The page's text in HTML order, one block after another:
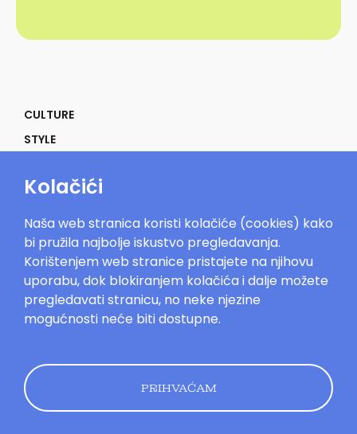
CULTURE
STYLE
POWER
IN THE MOOD
Mood.hr©2023. Sva prava zadržana.
korištenja
Politika kolačića
Pravila
privatnosti
Dizajn by
Kolačići
Naša web stranica koristi kolačiće (cookies) kako
bi pružila najbolje iskustvo pregledavanja.
Korištenjem web stranice pristajete na njihovu
uporabu, dok blokiranjem kolačića i dalje možete
pregledavati stranicu, no neke njezine
mogućnosti neće biti dostupne.
PRIHVAĆAM